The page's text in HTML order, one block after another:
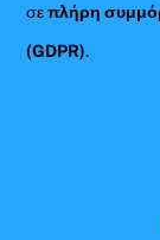
σεπλήρη
(GDPR).